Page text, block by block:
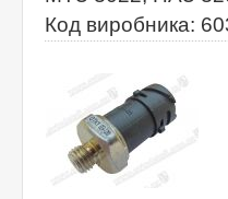
Код виробника: